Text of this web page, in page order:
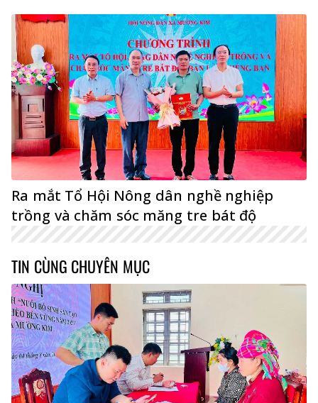
Ra mắt Tổ Hội Nông dân nghề nghiệp
trồng và chăm sóc măng tre bát độ
TIN CÙNG CHUYÊN MỤC